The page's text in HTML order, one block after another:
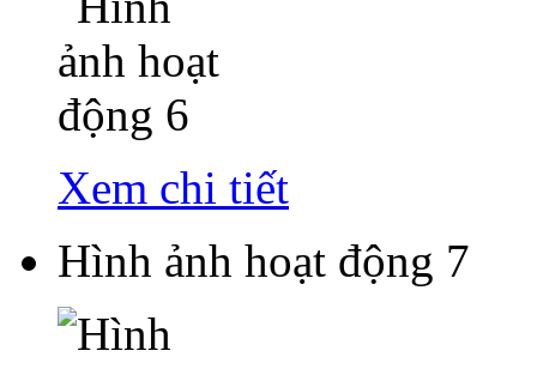
Xem chi tiết
Hình ảnh hoạt động 7